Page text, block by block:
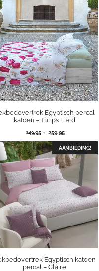
Egyptisch percal
katoen – Tulip’s Field
149,95 - 259,95Prijsklasse:
tot
259,95
AANBIEDING!
Egyptisch katoen
percal – Claire